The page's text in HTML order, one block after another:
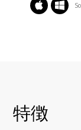
特徴